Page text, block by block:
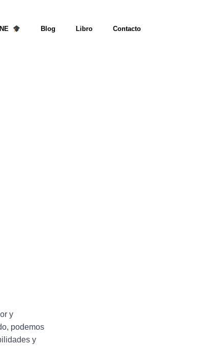
Blog Libro Contacto
y
podemos
y